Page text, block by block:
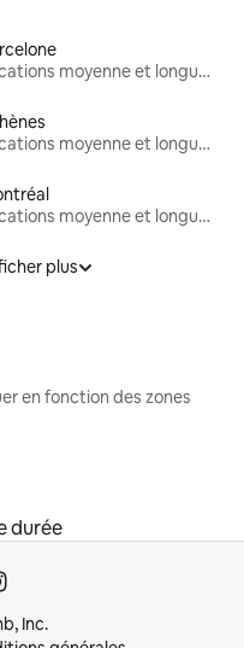
Locations moyenne et longue durée
Locations moyenne et longue durée
Locations moyenne et longue durée
plus
en fonction des zones
durée
Inc.